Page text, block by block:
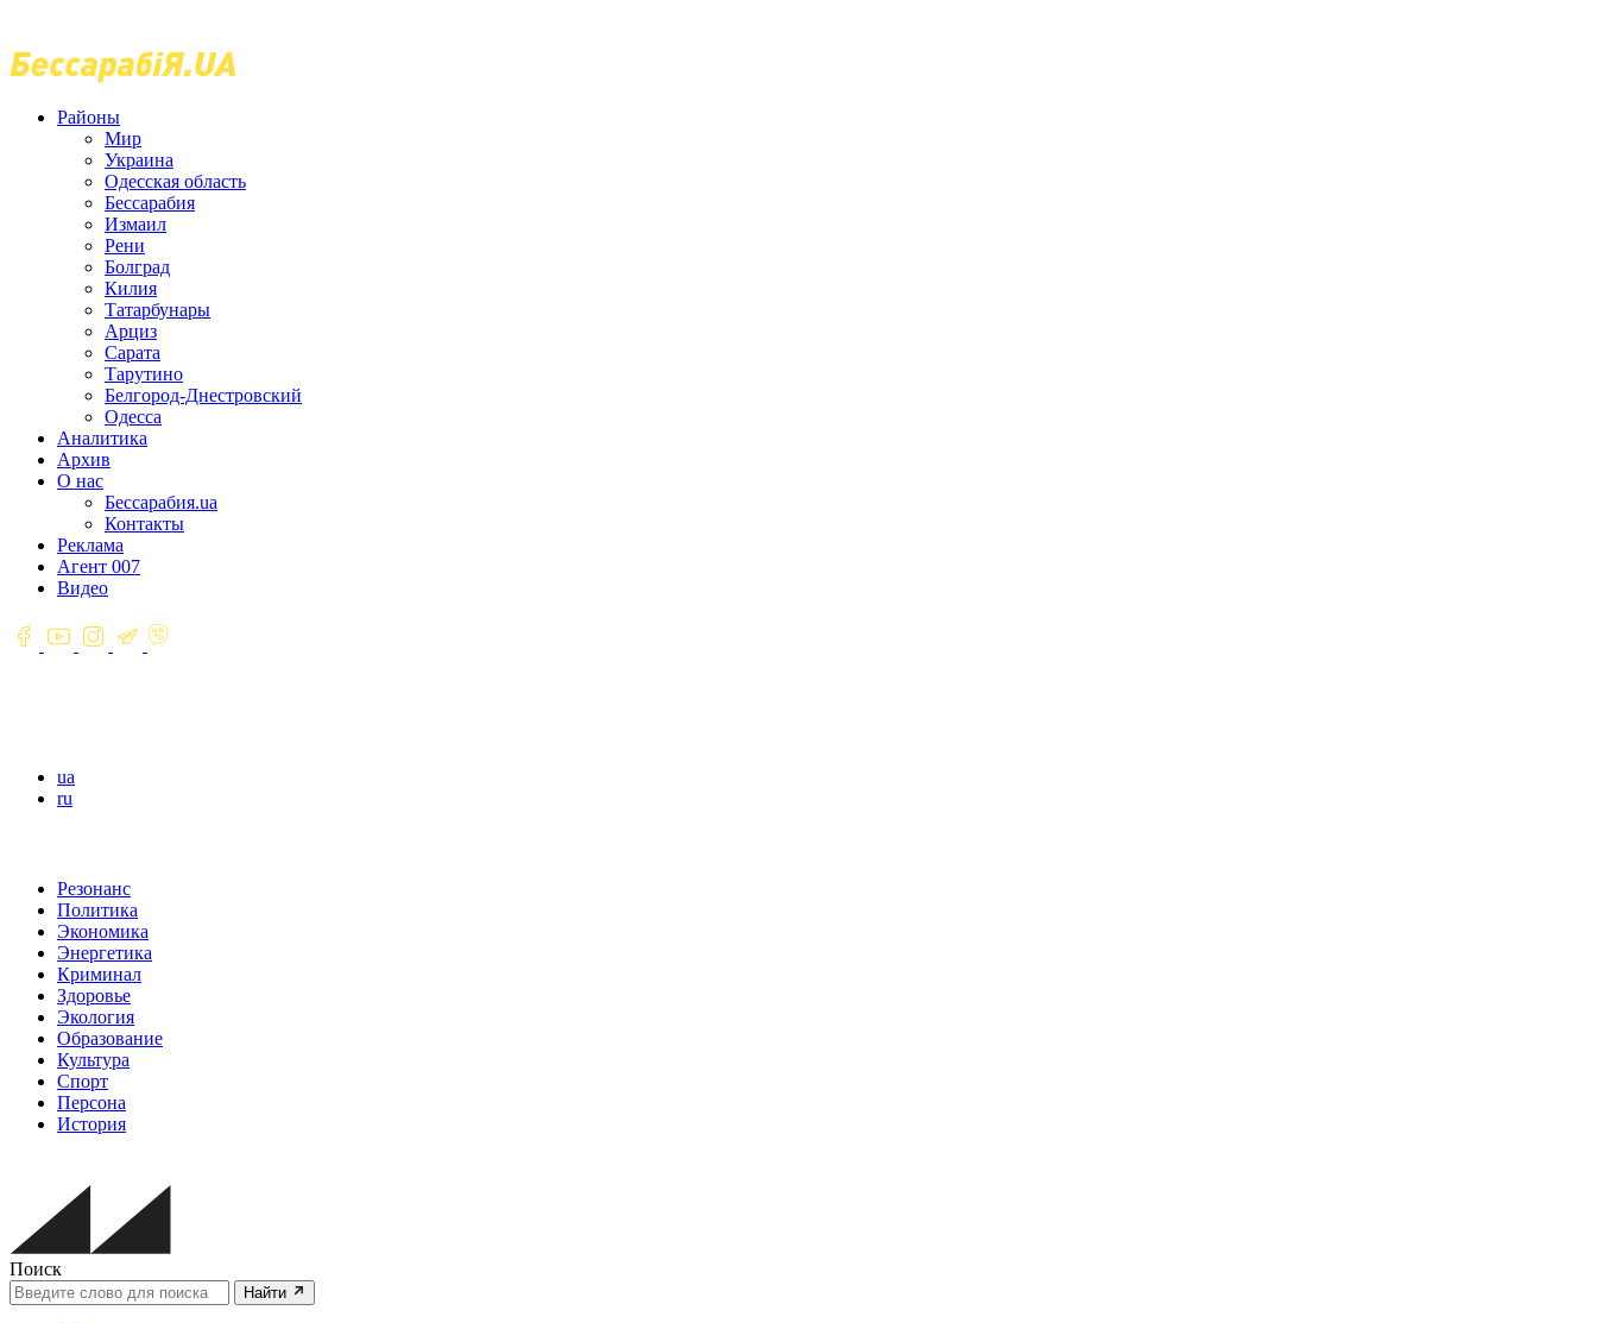
Районы
Мир
Украина
Одесская область
Бессарабия
Измаил
Рени
Болград
Килия
Татарбунары
Арциз
Сарата
Тарутино
Белгород-Днестровский
Одесса
Аналитика
Архив
О нас
Бессарабия.ua
Контакты
Реклама
Агент 007
Видео
ua
ru
Резонанс
Политика
Экономика
Энергетика
Криминал
Здоровье
Экология
Образование
Культура
Спорт
Персона
История
Поиск
Найти